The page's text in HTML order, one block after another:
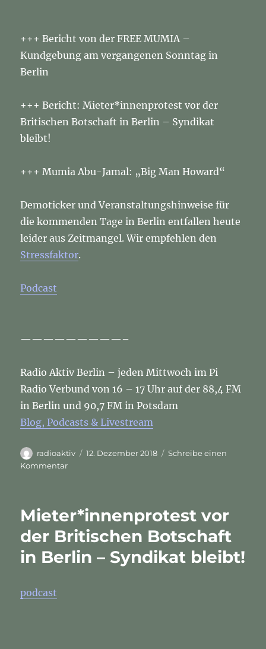
+++ Bericht von der FREE MUMIA –
Kundgebung am vergangenen Sonntag in
Berlin
+++ Bericht: Mieter*innenprotest vor der
Britischen Botschaft in Berlin – Syndikat
bleibt!
+++ Mumia Abu-Jamal: „Big Man Howard“
Demoticker und Veranstaltungshinweise für
die kommenden Tage in Berlin entfallen heute
leider aus Zeitmangel. Wir empfehlen den
Stressfaktor.
Podcast
—————————–
Radio Aktiv Berlin – jeden Mittwoch im Pi
Radio Verbund von 16 – 17 Uhr auf der 88,4 FM
in Berlin und 90,7 FM in Potsdam
Blog, Podcasts & Livestream
Autor
radioaktiv
Veröffentlicht
12. Dezember 2018
Schreibe einen
Kommentarzu
Big
Man
&
Syndikat
goes
Mieter*innenprotest vor
der Britischen Botschaft
in Berlin – Syndikat bleibt!
podcast